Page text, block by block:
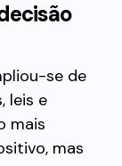
se de
leis e
mais
mas